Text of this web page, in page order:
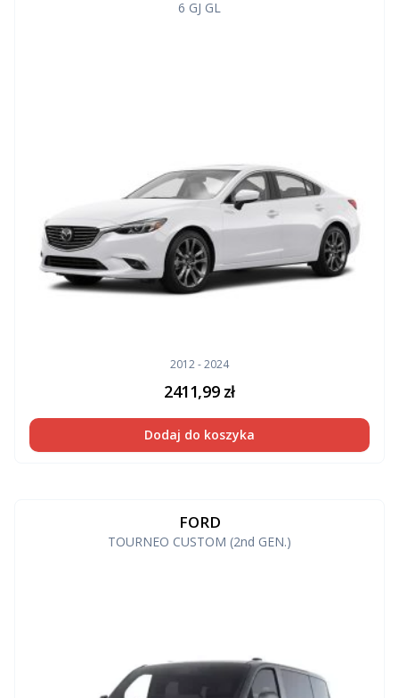
6 GJ GL
2012 - 2024
2411,99 zł
Dodaj do koszyka
FORD
TOURNEO CUSTOM (2nd GEN.)